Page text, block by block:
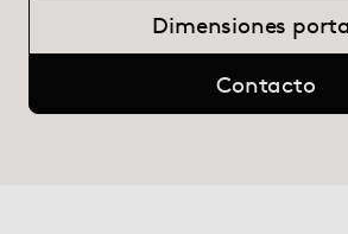
Blog
Librería
Dimensiones
Contacto